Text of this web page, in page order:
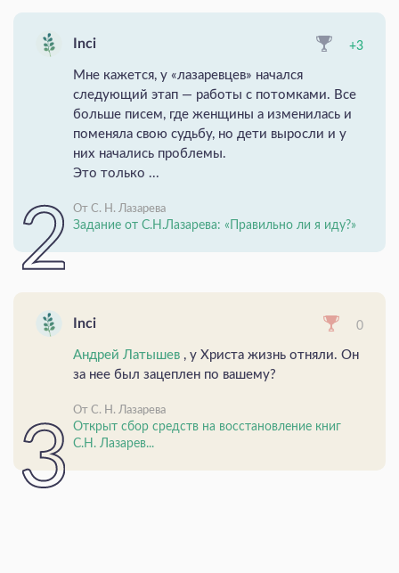
Inci +3
Мне кажется, у «лазаревцев» начался
следующий этап — работы с потомками. Все
больше писем, где женщины а изменилась и
поменяла свою судьбу, но дети выросли и у
них начались проблемы.
Это только ...
От С. Н. Лазарева
Задание от С.Н.Лазарева: «Правильно ли я иду?»
Inci 0
Андрей Латышев , у Христа жизнь отняли. Он
за нее был зацеплен по вашему?
От С. Н. Лазарева
Открыт сбор средств на восстановление книг
С.Н. Лазарев...